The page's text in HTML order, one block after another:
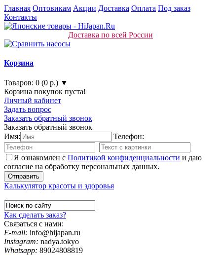
Главная Оптовикам Акции Доставка Оплата Под заказ
Контакты
Доставка по всей России
Корзина
Товаров: 0 (0 р.) ▼
Корзина покупок пуста!
Личный кабинет
Задать вопрос
Заказать обратный звонок
Заказать обратный звонок
Имя:
Телефон:
Я ознакомлен с Политикой конфиденциальности и даю
согласие на обработку персональных данных.
Калькулятор красоты и здоровья
Как сделать заказ?
Связаться с нами:
E-mail: info@hijapan.ru
Instagram: nadya.tokyo
Whatsapp: 89024808819